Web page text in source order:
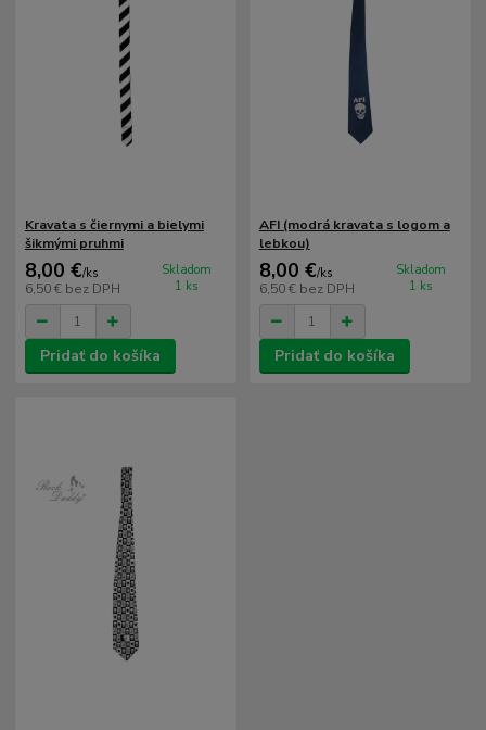
Kravata s čiernymi a bielymi
šikmými pruhmi
8,00 €/ks
6,50 € bez DPH
Skladom
1 ks
Pridať do košíka
AFI (modrá kravata s logom a
lebkou)
8,00 €/ks
6,50 € bez DPH
Skladom
1 ks
Pridať do košíka